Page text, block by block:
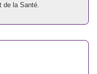
de la Santé.